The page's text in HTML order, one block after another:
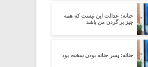
حنانه: عدالت این نیست که همه
چیز بر گردن من باشد
حنانه: پسر حنانه بودن سخت بود